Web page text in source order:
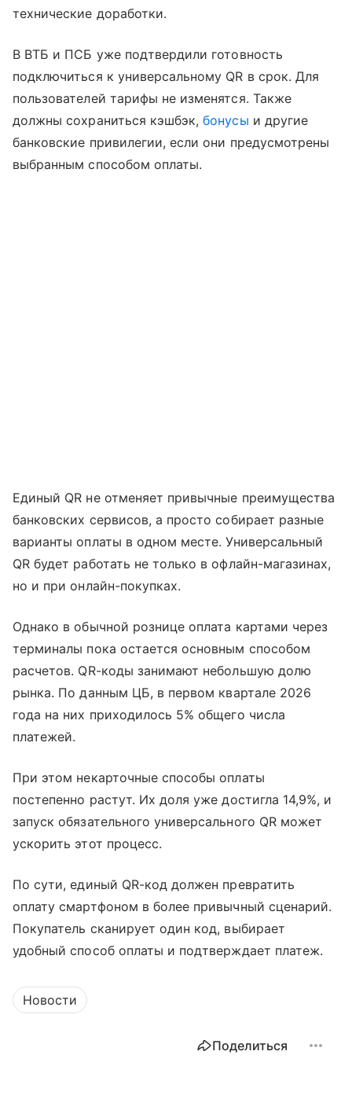
технические доработки.
В ВТБ и ПСБ уже подтвердили готовность
подключиться к универсальному QR в срок. Для
пользователей тарифы не изменятся. Также
должны сохраниться кэшбэк,бонусы и другие
банковские привилегии, если они предусмотрены
выбранным способом оплаты.
Единый QR не отменяет привычные преимущества
банковских сервисов, а просто собирает разные
варианты оплаты в одном месте. Универсальный
QR будет работать не только в офлайн-магазинах,
но и при онлайн-покупках.
Однако в обычной рознице оплата картами через
терминалы пока остается основным способом
расчетов. QR-коды занимают небольшую долю
рынка. По данным ЦБ, в первом квартале 2026
года на них приходилось 5% общего числа
платежей.
При этом некарточные способы оплаты
постепенно растут. Их доля уже достигла 14,9%, и
запуск обязательного универсального QR может
ускорить этот процесс.
По сути, единый QR-код должен превратить
оплату смартфоном в более привычный сценарий.
Покупатель сканирует один код, выбирает
удобный способ оплаты и подтверждает платеж.
Новости
Поделиться